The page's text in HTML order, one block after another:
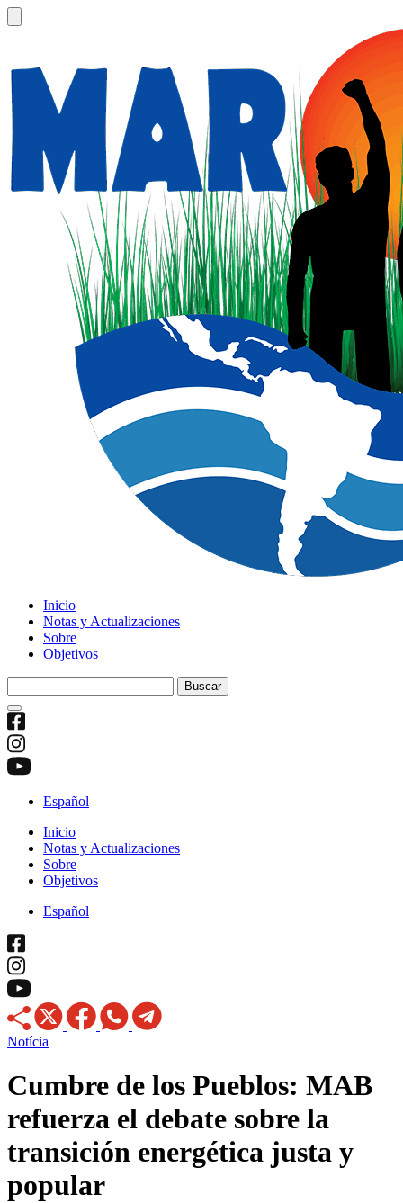
Inicio
Notas y Actualizaciones
Sobre
Objetivos
Español
Inicio
Notas y Actualizaciones
Sobre
Objetivos
Español
Notícia
Cumbre de los Pueblos: MAB
refuerza el debate sobre la
transición energética justa y
popular